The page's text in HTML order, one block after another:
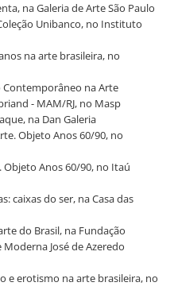
na Galeria de Arte São Paulo
Unibanco, no Instituto
na arte brasileira, no
Contemporâneo na Arte
- MAM/RJ, no Masp
na Dan Galeria
Objeto Anos 60/90, no
Objeto Anos 60/90, no Itaú
caixas do ser, na Casa das
do Brasil, na Fundação
José de Azeredo
e erotismo na arte brasileira, no